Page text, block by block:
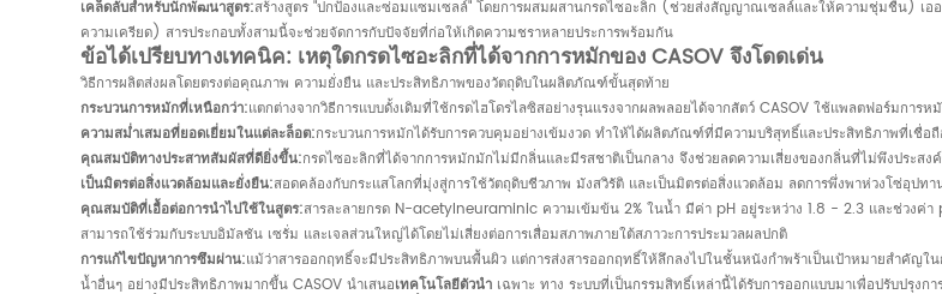
เคล็ดลับสำหรับนักพัฒนาสูตร:สร้างสูตร "ปกป้องและซ่อมแซมเซลล์" โดยการผสมผสานกรดไซอะลิก (ช่วยส่งสัญญาณเซลล์และให้ความชุ่มชื้น) เอ
ความเครียด) สารประกอบทั้งสามนี้จะช่วยจัดการกับปัจจัยที่ก่อให้เกิดความชราหลายประการพร้อมกัน
ข้อได้เปรียบทางเทคนิค: เหตุใดกรดไซอะลิกที่ได้จากการหมักของ CASOV จึงโดดเด่น
วิธีการผลิตส่งผลโดยตรงต่อคุณภาพ ความยั่งยืน และประสิทธิภาพของวัตถุดิบในผลิตภัณฑ์ขั้นสุดท้าย
กระบวนการหมักที่เหนือกว่า:แตกต่างจากวิธีการแบบดั้งเดิมที่ใช้กรดไฮโดรไลซิสอย่างรุนแรงจากผลพลอยได้จากสัตว์ CASOV ใช้แพลตฟอร์มกา
ความสม่ำเสมอที่ยอดเยี่ยมในแต่ละล็อต:กระบวนการหมักได้รับการควบคุมอย่างเข้มงวด ทำให้ได้ผลิตภัณฑ์ที่มีความบริสุทธิ์และประสิทธิภาพที่เชื่อ
คุณสมบัติทางประสาทสัมผัสที่ดียิ่งขึ้น:กรดไซอะลิกที่ได้จากการหมักมักไม่มีกลิ่นและมีรสชาติเป็นกลาง จึงช่วยลดความเสี่ยงของกลิ่นที่ไม่พึงประ
เป็นมิตรต่อสิ่งแวดล้อมและยั่งยืน:สอดคล้องกับกระแสโลกที่มุ่งสู่การใช้วัตถุดิบชีวภาพ มังสวิรัติ และเป็นมิตรต่อสิ่งแวดล้อม ลดการพึ่งพาห่วงโซ่อุปท
คุณสมบัติที่เอื้อต่อการนำไปใช้ในสูตร:สารละลายกรด N-acetylneuraminic ความเข้มข้น 2% ในน้ำ มีค่า pH อยู่ระหว่าง 1.8 - 2.3 และช่วง
สามารถใช้ร่วมกับระบบอิมัลชัน เซรั่ม และเจลส่วนใหญ่ได้โดยไม่เสี่ยงต่อการเสื่อมสภาพภายใต้สภาวะการประมวลผลปกติ
การแก้ไขปัญหาการซึมผ่าน:แม้ว่าสารออกฤทธิ์จะมีประสิทธิภาพบนพื้นผิว แต่การส่งสารออกฤทธิ์ให้ลึกลงไปในชั้นหนังกำพร้าเป็นเป้าหมายสำคั
น้ำอื่นๆ อย่างมีประสิทธิภาพมากขึ้น CASOV นำเสนอเทคโนโลยีตัวนำ เฉพาะ ทาง ระบบที่เป็นกรรมสิทธิ์เหล่านี้ได้รับการออกแบบมาเพื่อปรับปรุง